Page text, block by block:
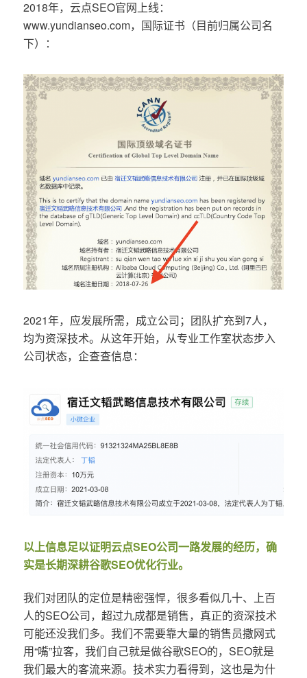
2018年，云点SEO官网上线：
www.yundianseo.com，国际证书（目前归属公司名
下）：
2021年，应发展所需，成立公司；团队扩充到7人，
均为资深技术。从这年开始，从专业工作室状态步入
公司状态，企查查信息：
以上信息足以证明云点SEO公司一路发展的经历，确
实是长期深耕谷歌SEO优化行业。
我们对团队的定位是精密强悍，很多看似几十、上百
人的SEO公司，超过九成都是销售，真正的资深技术
可能还没我们多。我们不需要靠大量的销售员撒网式
用“嘴”拉客，我们自己就是做谷歌SEO的，SEO就是
我们最大的客流来源。技术实力看得到，这也是为什